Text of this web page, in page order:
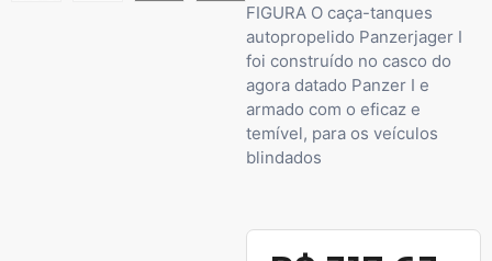
FIGURA O caça-tanques
autopropelido Panzerjager I
foi construído no casco do
agora datado Panzer I e
armado com o eficaz e
temível, para os veículos
blindados